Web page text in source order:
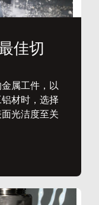
佳切
属工件，以
材时，选择
光洁度至关